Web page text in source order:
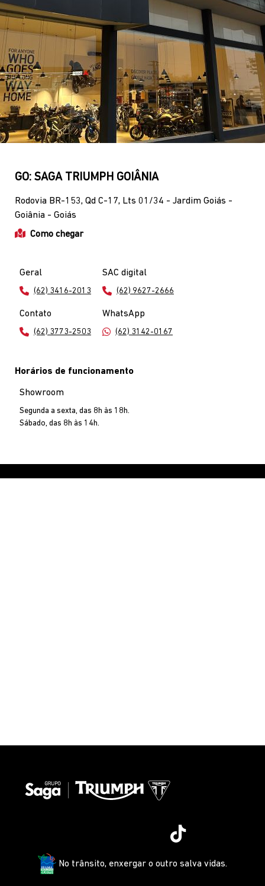
GO: SAGA TRIUMPH GOIÂNIA
Rodovia BR-153, Qd C-17, Lts 01/34 - Jardim Goiás -
Goiânia - Goiás
Como chegar
Geral
(62) 3416-2013
SAC digital
(62) 9627-2666
Contato
(62) 3773-2503
WhatsApp
(62) 3142-0167
Horários de funcionamento
Showroom
Segunda a sexta, das 8h às 18h.
Sábado, das 8h às 14h.
No trânsito, enxergar o outro salva vidas.